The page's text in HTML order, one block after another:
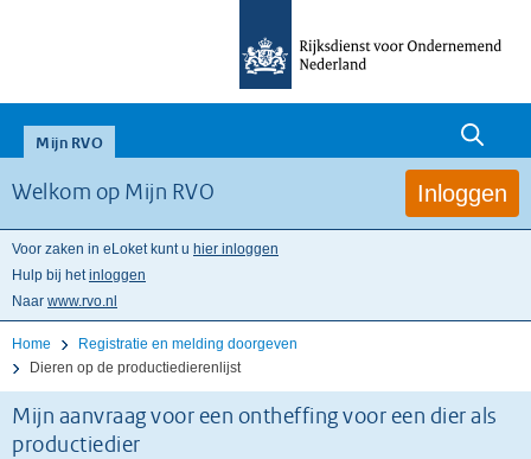
Mijn RVO
Welkom op Mijn RVO Inloggen
Voor zaken in eLoket kunt u hier inloggen
Hulp bij hetinloggen
Naar www.rvo.nl
Home
Registratie en melding doorgeven
Dieren op de productiedierenlijst
Mijn aanvraag voor een ontheffing voor een dier als
productiedier